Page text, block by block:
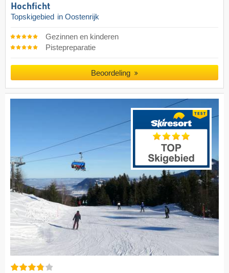
Hochficht
Topskigebied in Oostenrijk
Gezinnen en kinderen
Pistepreparatie
Beoordeling